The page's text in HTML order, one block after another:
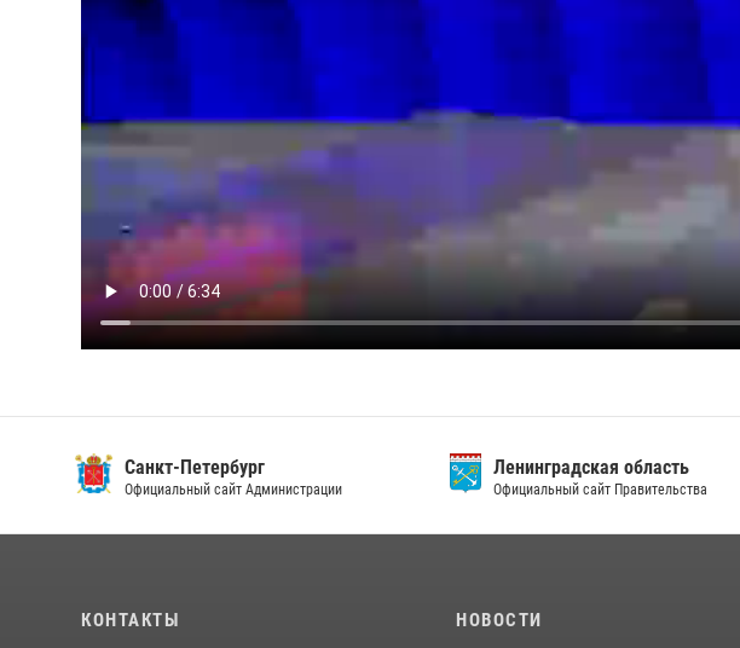
Санкт-Петербург
Официальный сайт Администрации
Ленинградская область
Официальный сайт Правительства
КОНТАКТЫ НОВОСТИ